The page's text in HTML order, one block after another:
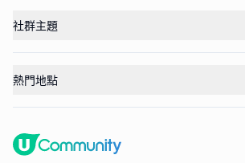
社群主題
熱門地點